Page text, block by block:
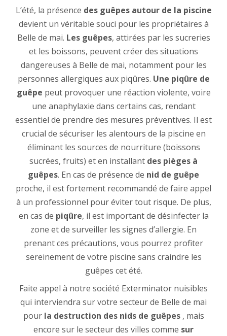
L’été, la présence des guêpes autour de la piscine
devient un véritable souci pour les propriétaires à
Belle de mai. Les guêpes, attirées par les sucreries
et les boissons, peuvent créer des situations
dangereuses à Belle de mai, notamment pour les
personnes allergiques aux piqûres. Une piqûre de
guêpe peut provoquer une réaction violente, voire
une anaphylaxie dans certains cas, rendant
essentiel de prendre des mesures préventives. Il est
crucial de sécuriser les alentours de la piscine en
éliminant les sources de nourriture (boissons
sucrées, fruits) et en installant des pièges à
guêpes. En cas de présence de nid de guêpe
proche, il est fortement recommandé de faire appel
à un professionnel pour éviter tout risque. De plus,
en cas de piqûre, il est important de désinfecter la
zone et de surveiller les signes d’allergie. En
prenant ces précautions, vous pourrez profiter
sereinement de votre piscine sans craindre les
guêpes cet été.
Faite appel à notre société Exterminator nuisibles
qui interviendra sur votre secteur de Belle de mai
pour la destruction des nids de guêpes, mais
encore sur le secteur des villes comme sur